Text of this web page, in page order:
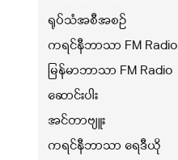
ရုပ်သံအစီအစဉ်
ကရင်နီဘာသာ FM Radio
မြန်မာဘာသာ FM Radio
ဆောင်းပါး
အင်တာဗျူး
ကရင်နီဘာသာ ရေဒီယို